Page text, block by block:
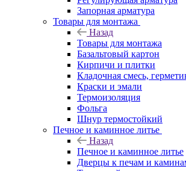
Запорная арматура
Товары для монтажа
Назад
Товары для монтажа
Базальтовый картон
Кирпичи и плитки
Кладочная смесь,
Краски и эмали
Термоизоляция
Фольга
Шнур термостойкий
Печное и каминное литье
Назад
Печное и каминное литье
Дверцы к печам и